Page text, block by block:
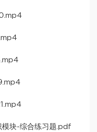
块-综合练习题.pdf